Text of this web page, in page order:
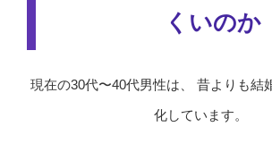
くいのか
現在の30代〜40代男性は、 昔よりも結
化しています。